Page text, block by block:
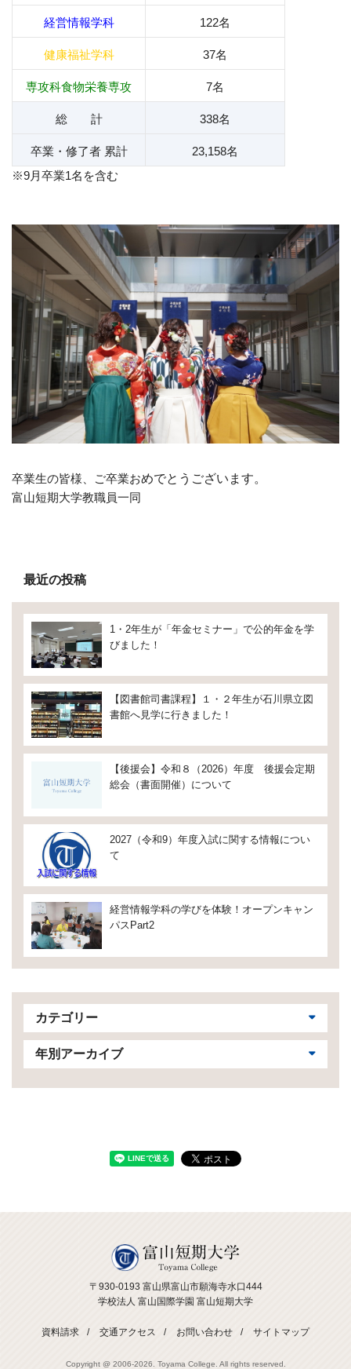
経営情報学科 122名
健康福祉学科 37名
専攻科食物栄養専攻 7名
総 計 338名
卒業・修了者 累計
23,158名
※9月卒業1名を含む
卒業生の皆様、ご卒業おめでとうございます。
富山短期大学教職員一同
最近の投稿
1・2年生が「年金セミナー」で公的年金を学
びました！
【図書館司書課程】１・２年生が石川県立図
書館へ見学に行きました！
【後援会】令和８（2026）年度 後援会定期
総会（書面開催）について
2027（令和9）年度入試に関する情報につい
て
経営情報学科の学びを体験！オープンキャン
パスPart2
カテゴリー
年別アーカイブ
〒930-0193 富山県富山市願海寺水口444
学校法人 富山国際学園 富山短期大学
資料請求 交通アクセス お問い合わせ サイトマップ
Copyright @ 2006-2026. Toyama College. All rights reserved.